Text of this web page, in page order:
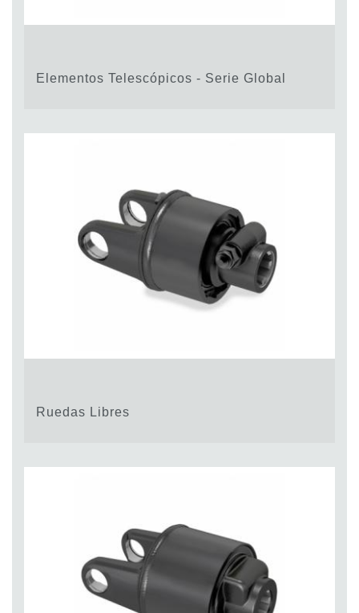
Elementos Telescópicos - Serie Global
Ruedas Libres